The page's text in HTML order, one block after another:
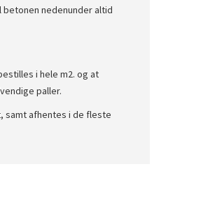
nedenunder altid
i hele m2. og at
paller.
samt afhentes i de fleste